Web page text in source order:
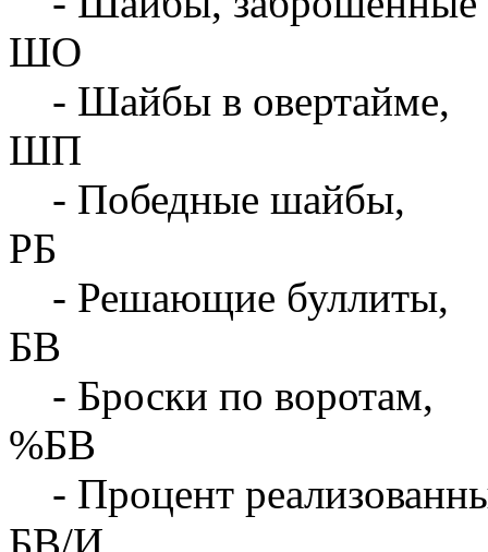
ШО
- Шайбы в овертайме,
ШП
- Победные шайбы,
РБ
- Решающие буллиты,
БВ
- Броски по воротам,
%БВ
- Процент
БВ/И